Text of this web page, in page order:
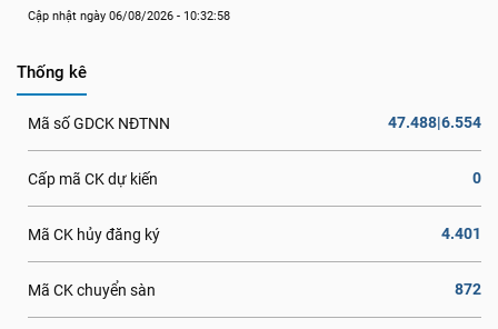
Cập nhật ngày 06/08/2026 - 10:32:58
Thống kê
Mã số GDCK NĐTNN 47.488|6.554
Cấp mã CK dự kiến 0
Mã CK hủy đăng ký 4.401
Mã CK chuyển sàn 872